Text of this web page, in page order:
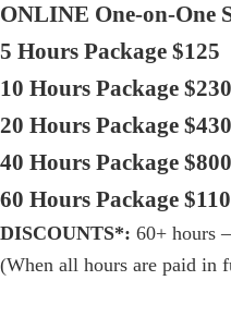
ONLINE One-on-One
5 Hours Package $125
10 Hours Package $230
20 Hours Package $430
40 Hours Package $800
60 Hours Package
DISCOUNTS*: 60+ hours
(When all hours are paid in